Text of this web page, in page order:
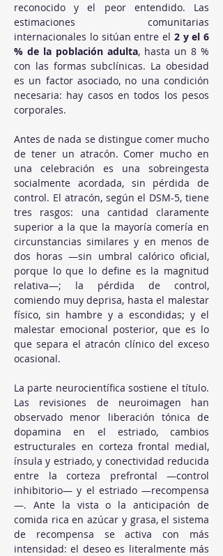
reconocido y el peor entendido. Las
estimaciones comunitarias
internacionales lo sitúan entre el 2 y el 6
% de la población adulta, hasta un 8 %
con las formas subclínicas. La obesidad
es un factor asociado, no una condición
necesaria: hay casos en todos los pesos
corporales.
Antes de nada se distingue comer mucho
de tener un atracón. Comer mucho en
una celebración es una sobreingesta
socialmente acordada, sin pérdida de
control. El atracón, según el DSM-5, tiene
tres rasgos: una cantidad claramente
superior a la que la mayoría comería en
circunstancias similares y en menos de
dos horas —sin umbral calórico oficial,
porque lo que lo define es la magnitud
relativa—; la pérdida de control,
comiendo muy deprisa, hasta el malestar
físico, sin hambre y a escondidas; y el
malestar emocional posterior, que es lo
que separa el atracón clínico del exceso
ocasional.
La parte neurocientífica sostiene el título.
Las revisiones de neuroimagen han
observado menor liberación tónica de
dopamina en el estriado, cambios
estructurales en corteza frontal medial,
ínsula y estriado, y conectividad reducida
entre la corteza prefrontal —control
inhibitorio— y el estriado —recompensa
—. Ante la vista o la anticipación de
comida rica en azúcar y grasa, el sistema
de recompensa se activa con más
intensidad: el deseo es literalmente más